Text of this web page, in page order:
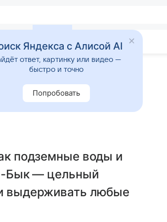
Гадания Приметы
подземные воды и
Бык — цельный
выдерживать любые
Яндекса с Алисой AI
ответ, картинку или видео —
быстро и точно
Попробовать